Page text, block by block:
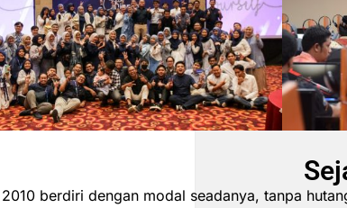
2010 berdiri dengan modal seadanya, tanpa